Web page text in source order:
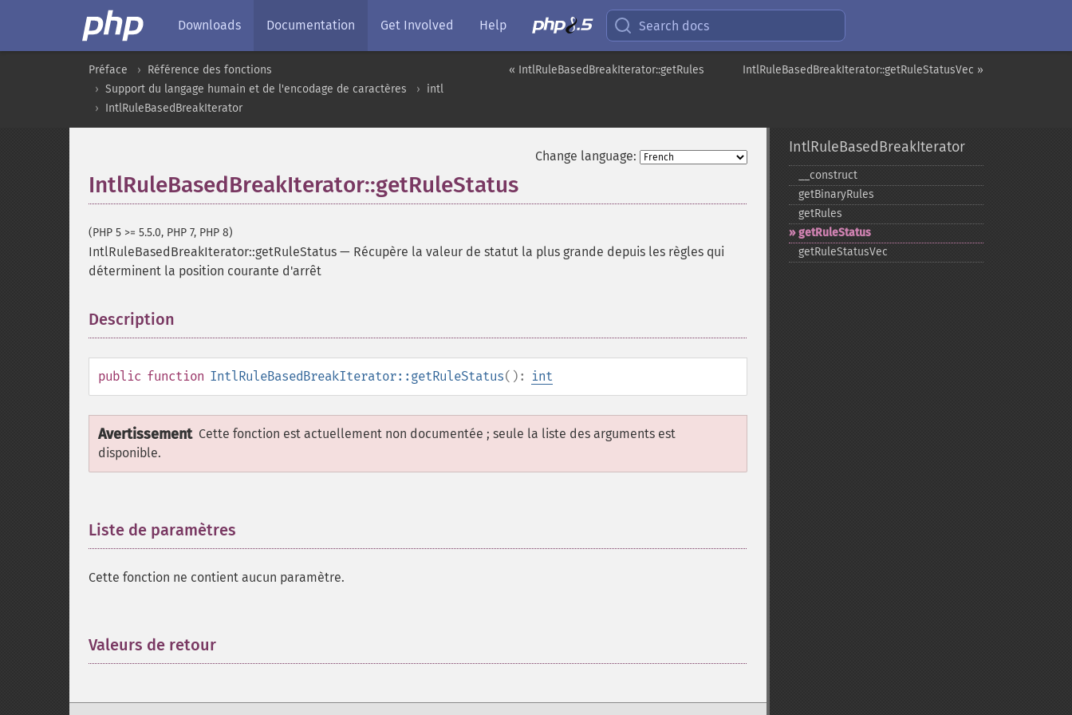
Downloads Documentation Get Involved Help Search docs
IntlRuleBasedBreakIterator::getRuleStatusVec »
« IntlRuleBasedBreakIterator::getRules
Préface
Référence des fonctions
Support du langage humain et de l'encodage de caractères
intl
IntlRuleBasedBreakIterator
Change language:
IntlRuleBasedBreakIterator::getRuleStatus
(PHP 5 >= 5.5.0, PHP 7, PHP 8)
IntlRuleBasedBreakIterator::getRuleStatus — Récupère la valeur de statut la plus grande depuis les règles qui
déterminent la position courante d'arrêt
Description
public function IntlRuleBasedBreakIterator::getRuleStatus(): int
Avertissement Cette fonction est actuellement non documentée ; seule la liste des arguments est
disponible.
Liste de paramètres
Cette fonction ne contient aucun paramètre.
Valeurs de retour
IntlRuleBasedBreakIterator
_​_​construct
getBinaryRules
getRules
getRuleStatus
getRuleStatusVec